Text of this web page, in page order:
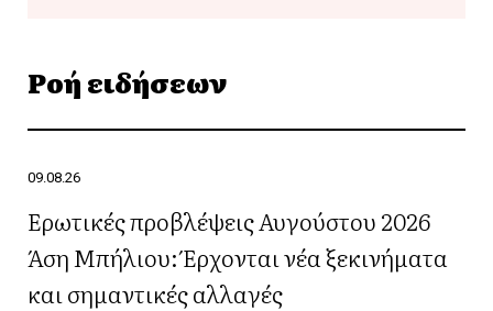
Ροή ειδήσεων
09.08.26
Ερωτικές προβλέψεις Αυγούστου 2026
Άση Μπήλιου: Έρχονται νέα ξεκινήματα
και σημαντικές αλλαγές